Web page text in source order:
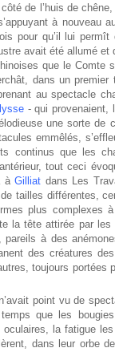
de l’huis de
à nouveau
pour qu’il lui permît
avait été allumé et
que le Comte
dans un premier
au spectacle
- qui provenaient,
une sorte de
emmêlés,
continus que les
tout ceci
àGilliat dans Les
tailles différentes,
plus complexes
la tête attirée par
à des
des créatures
toujours portées
point vu de
que les
la fatigue
dans leur orbe